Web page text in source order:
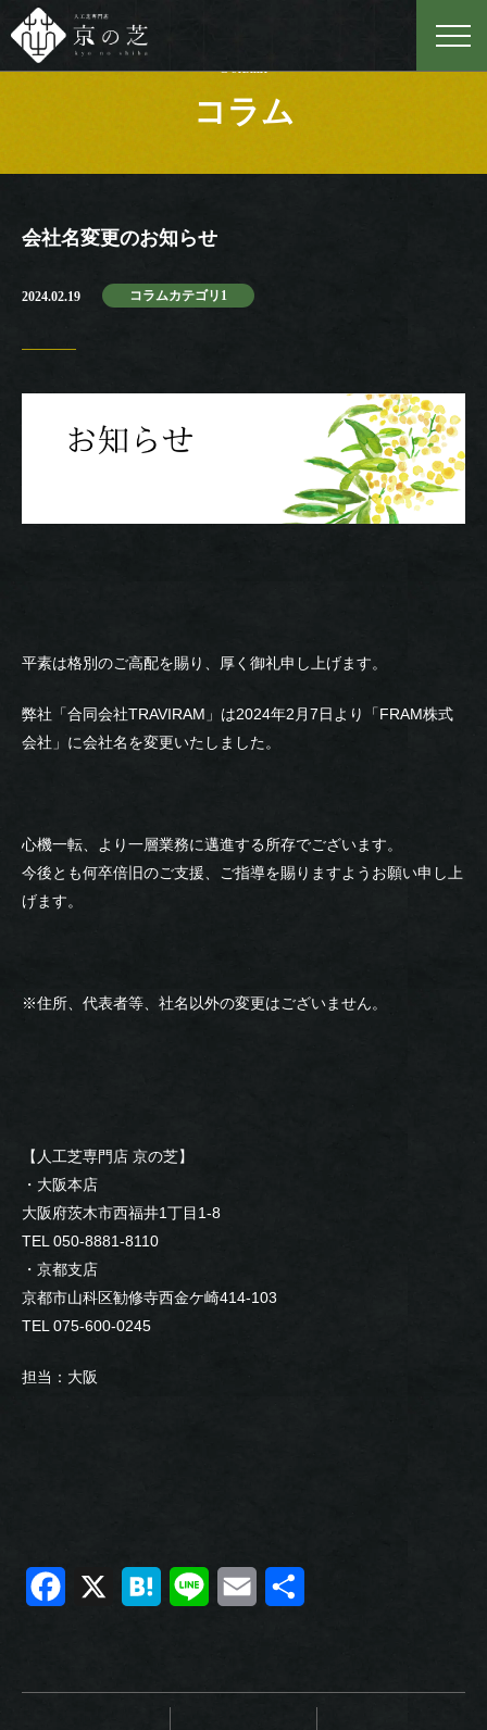
Column
コラム
会社名変更のお知らせ
2024.02.19 コラムカテゴリ1
平素は格別のご高配を賜り、厚く御礼申し上げます。
弊社「合同会社TRAVIRAM」は2024年2月7日より「FRAM株式
会社」に会社名を変更いたしました。
心機一転、より一層業務に邁進する所存でございます。
今後とも何卒倍旧のご支援、ご指導を賜りますようお願い申し上
げます。
※住所、代表者等、社名以外の変更はございません。
【人工芝専門店 京の芝】
・大阪本店
大阪府茨木市西福井1丁目1-8
TEL 050-8881-8110
・京都支店
京都市山科区勧修寺西金ケ崎414-103
TEL 075-600-0245
担当：大阪
e